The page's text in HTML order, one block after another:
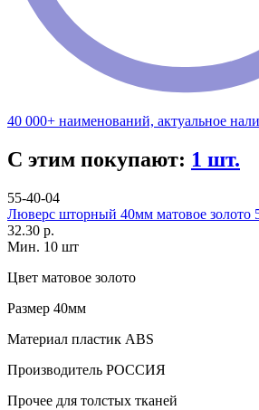
40 000+ наименований, актуальное
С этим покупают: 1 шт.
55-40-04
Люверс шторный 40мм матовое золото
32.30 р.
Мин. 10 шт
Цвет матовое золото
Размер 40мм
Материал пластик АВS
Производитель РОССИЯ
Прочее для толстых тканей